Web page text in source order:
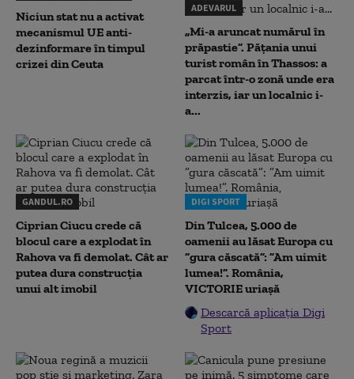
Niciun stat nu a activat
mecanismul UE anti-
dezinformare în timpul
crizei din Ceuta
ADEVARUL
„Mi-a aruncat numărul în
prăpastie”. Pățania unui
turist român în Thassos: a
parcat într-o zonă unde era
interzis, iar un localnic i-
a...
GANDUL.RO
Ciprian Ciucu crede că
blocul care a explodat în
Rahova va fi demolat. Cât ar
putea dura construcția
unui alt imobil
DIGI SPORT
Din Tulcea, 5.000 de
oamenii au lăsat Europa cu
”gura căscată”: ”Am uimit
lumea!”. România,
VICTORIE uriașă
Descarcă aplicația Digi
Sport